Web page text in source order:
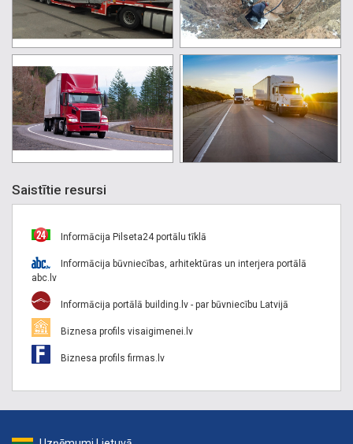
Saistītie resursi
Informācija Pilseta24 portālu tīklā
Informācija būvniecības, arhitektūras un interjera portālā
abc.lv
Informācija portālā building.lv - par būvniecību Latvijā
Biznesa profils visaigimenei.lv
Biznesa profils firmas.lv